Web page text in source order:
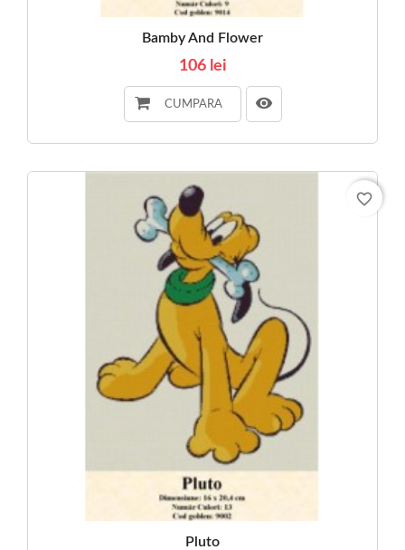
Bamby And Flower
106 lei
CUMPARA
Pluto
favorite_border